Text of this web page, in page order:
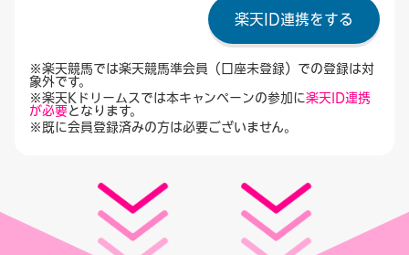
楽天ID連携をする
※楽天競馬では楽天競馬準会員（口座未登録）での登録は対
象外です。
※楽天Kドリームスでは本キャンペーンの参加に楽天ID連携
が必要となります。
※既に会員登録済みの方は必要ございません。